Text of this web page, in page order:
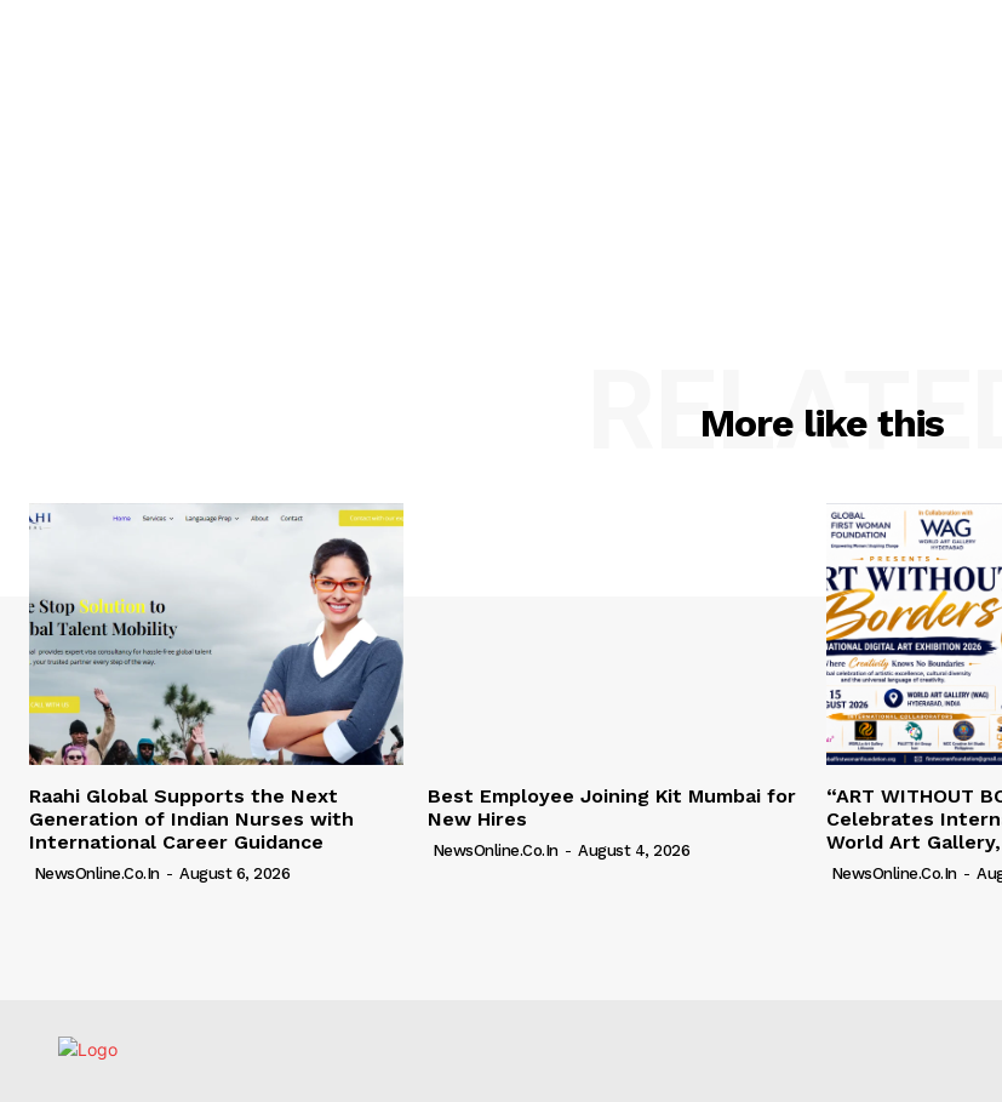
More like this
RELATED
Raahi Global Supports the Next
Generation of Indian Nurses with
International Career Guidance
NewsOnline.co.in - August 6, 2026
Best Employee Joining Kit Mumbai for
New Hires
NewsOnline.co.in - August 4, 2026
“ART WITHOUT
Celebrates
World Art
NewsOnline.co.in -